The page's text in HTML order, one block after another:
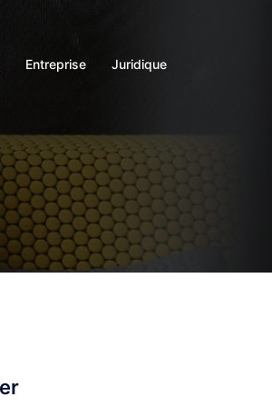
Entreprise Juridique